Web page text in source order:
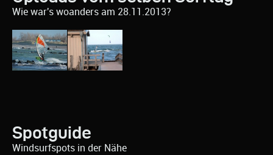
Wie war's woanders am 28.11.2013?
Spotguide
Windsurfspots in der Nähe